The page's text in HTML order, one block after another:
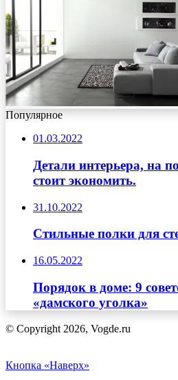
Популярное
01.03.2022
Детали интерьера, на
стоит экономить.
31.10.2022
Стильные полки для
16.05.2022
Порядок в доме: 9
«дамского уголка»
© Copyright 2026, Vogde.ru
Кнопка «Наверх»